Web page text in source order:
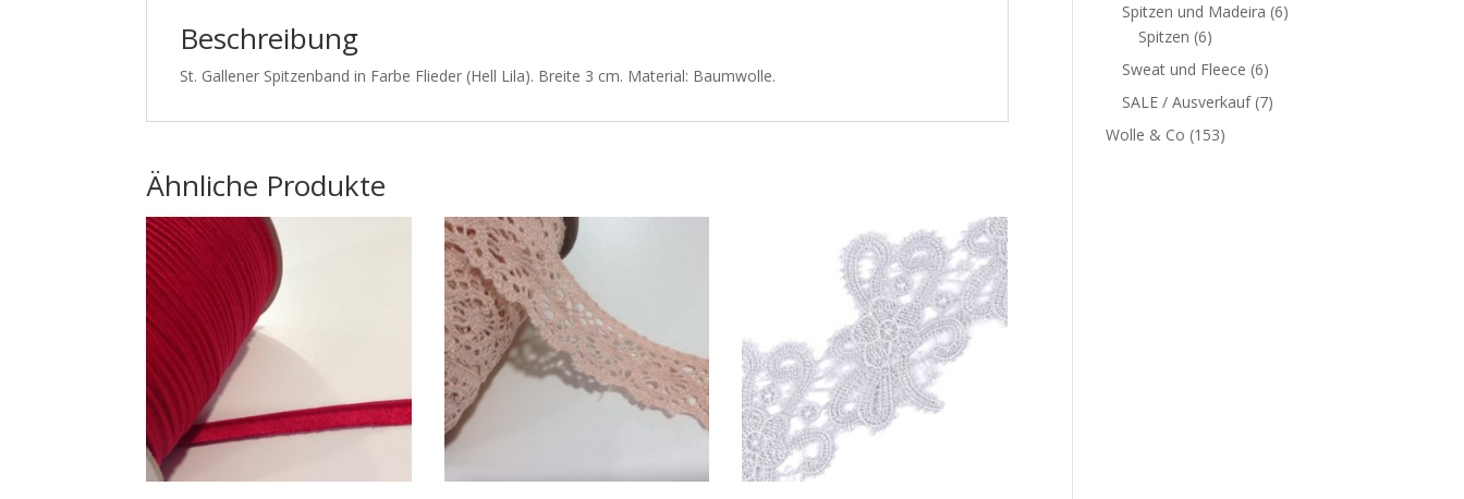
Beschreibung
St. Gallener Spitzenband in Farbe Flieder (Hell Lila). Breite 3 cm. Material: Baumwolle.
Ähnliche Produkte
Spitzen und Madeira (6)
Spitzen (6)
Sweat und Fleece (6)
SALE / Ausverkauf (7)
Wolle & Co (153)